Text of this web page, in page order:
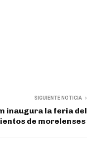
SIGUIENTE NOTICIA
inaugura la feria del
de morelenses